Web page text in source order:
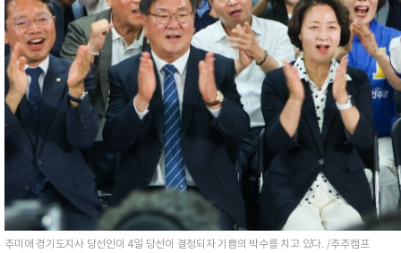
추미애 경기도지사 당선인이 4일 당선이 결정되자 기쁨의 박수를 치고 있다. /추추캠프